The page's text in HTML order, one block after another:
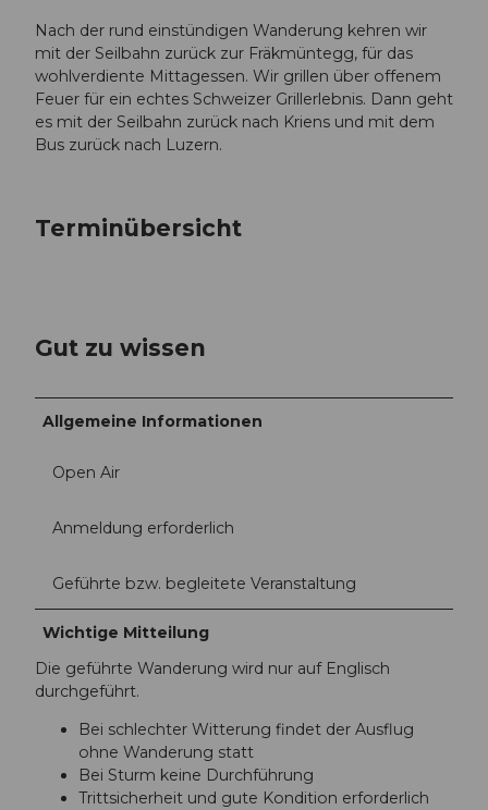
j
p
g
Nach der rund einstündigen Wanderung kehren wir
mit der Seilbahn zurück zur Fräkmüntegg, für das
wohlverdiente Mittagessen. Wir grillen über offenem
Feuer für ein echtes Schweizer Grillerlebnis. Dann geht
es mit der Seilbahn zurück nach Kriens und mit dem
Bus zurück nach Luzern.
Terminübersicht
Gut zu wissen
Allgemeine Informationen
Open Air
Anmeldung erforderlich
Geführte bzw. begleitete Veranstaltung
Wichtige Mitteilung
Die geführte Wanderung wird nur auf Englisch
durchgeführt.
Bei schlechter Witterung findet der Ausflug
ohne Wanderung statt
Bei Sturm keine Durchführung
Trittsicherheit und gute Kondition erforderlich